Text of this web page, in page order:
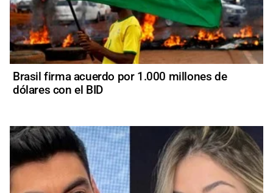
Brasil firma acuerdo por 1.000 millones de
dólares con el BID